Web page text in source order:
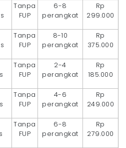
Tanpa
FUP
6-8
perangkat
Rp
299.000
Tanpa
FUP
8-10
perangkat
Rp
375.000
Tanpa
FUP
2-4
perangkat
Rp
185.000
Tanpa
FUP
4-6
perangkat
Rp
249.000
Tanpa
FUP
6-8
perangkat
Rp
279.000